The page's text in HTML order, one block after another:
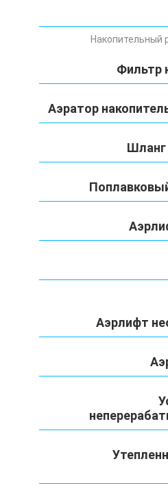
Накопительный
Фильтр
Аэратор
Шланг
Аэрлифт